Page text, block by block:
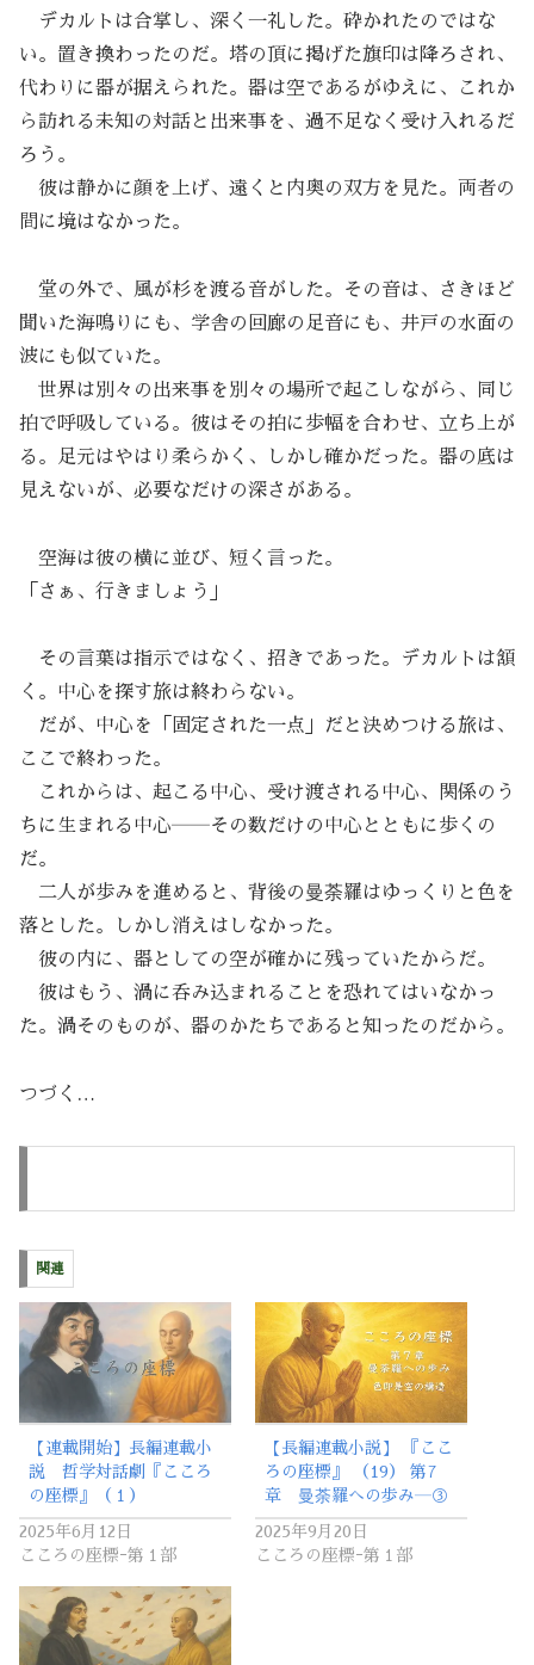
デカルトは合掌し、深く一礼した。砕かれたのではな
い。置き換わったのだ。塔の頂に掲げた旗印は降ろされ、
代わりに器が据えられた。器は空であるがゆえに、これか
ら訪れる未知の対話と出来事を、過不足なく受け入れるだ
ろう。
彼は静かに顔を上げ、遠くと内奥の双方を見た。両者の
間に境はなかった。
堂の外で、風が杉を渡る音がした。その音は、さきほど
聞いた海鳴りにも、学舎の回廊の足音にも、井戸の水面の
波にも似ていた。
世界は別々の出来事を別々の場所で起こしながら、同じ
拍で呼吸している。彼はその拍に歩幅を合わせ、立ち上が
る。足元はやはり柔らかく、しかし確かだった。器の底は
見えないが、必要なだけの深さがある。
空海は彼の横に並び、短く言った。
「さぁ、行きましょう」
その言葉は指示ではなく、招きであった。デカルトは頷
く。中心を探す旅は終わらない。
だが、中心を「固定された一点」だと決めつける旅は、
ここで終わった。
これからは、起こる中心、受け渡される中心、関係のう
ちに生まれる中心――その数だけの中心とともに歩くの
だ。
二人が歩みを進めると、背後の曼荼羅はゆっくりと色を
落とした。しかし消えはしなかった。
彼の内に、器としての空が確かに残っていたからだ。
彼はもう、渦に呑み込まれることを恐れてはいなかっ
た。渦そのものが、器のかたちであると知ったのだから。
つづく…
関連
【連載開始】長編連載小
説 哲学対話劇『こころ
の座標』（１）
2025年6月12日
こころの座標ｰ第１部
【長編連載小説】 『ここ
ろの座標』 （19） 第7
章 曼荼羅への歩み―③
2025年9月20日
こころの座標ｰ第１部